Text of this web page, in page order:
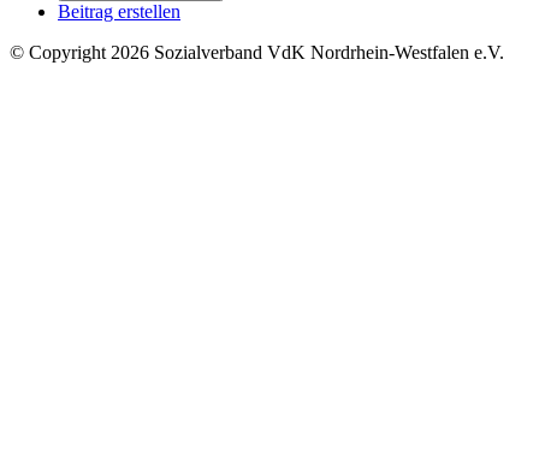
Beitrag erstellen
© Copyright 2026 Sozialverband VdK Nordrhein-Westfalen e.V.